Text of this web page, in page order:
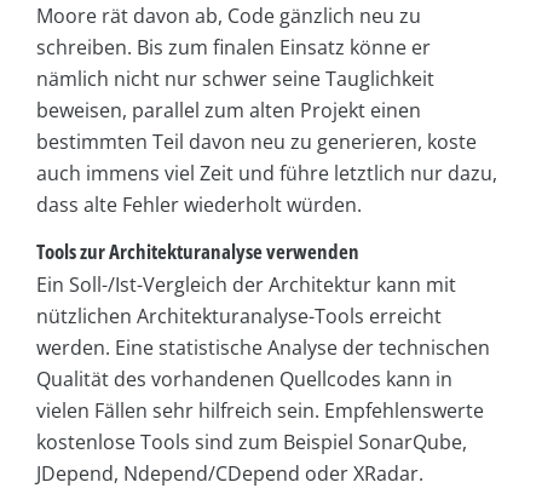
Moore rät davon ab, Code gänzlich neu zu
schreiben. Bis zum finalen Einsatz könne er
nämlich nicht nur schwer seine Tauglichkeit
beweisen, parallel zum alten Projekt einen
bestimmten Teil davon neu zu generieren, koste
auch immens viel Zeit und führe letztlich nur dazu,
dass alte Fehler wiederholt würden.
Tools zur Architekturanalyse verwenden
Ein Soll-/Ist-Vergleich der Architektur kann mit
nützlichen Architekturanalyse-Tools erreicht
werden. Eine statistische Analyse der technischen
Qualität des vorhandenen Quellcodes kann in
vielen Fällen sehr hilfreich sein. Empfehlenswerte
kostenlose Tools sind zum Beispiel SonarQube,
JDepend, Ndepend/CDepend oder XRadar.